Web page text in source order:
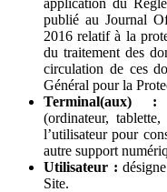
publié au Journal
2016 relatif à la
du traitement des
circulation de ces
Général pour la
Terminal(aux) :
(ordinateur,
l’utilisateur pour
autre support
Utilisateur :
Site.